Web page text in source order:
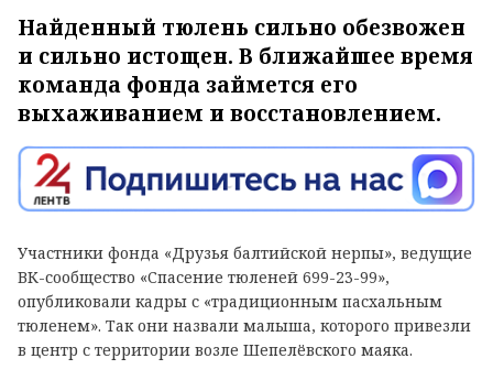
Найденный тюлень сильно обезвожен
и сильно истощен. В ближайшее время
команда фонда займется его
выхаживанием и восстановлением.
Участники фонда «Друзья балтийской нерпы», ведущие
ВК-сообщество «Спасение тюленей 699-23-99»,
опубликовали кадры с «традиционным пасхальным
тюленем». Так они назвали малыша, которого привезли
в центр с территории возле Шепелёвского маяка.